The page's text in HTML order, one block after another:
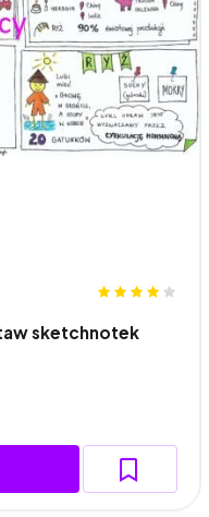
sketchnotek